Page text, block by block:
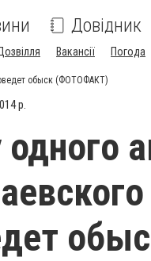
Довідник
Вакансії Погода
обыск (ФОТОФАКТ)
р.